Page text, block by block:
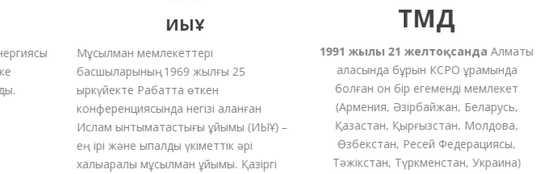
ИЫҰ
Мұсылман мемлекеттері
басшыларының 1969 жылғы 25
қыркүйекте Рабатта өткен
конференциясында негізі қаланған
Ислам ынтымақтастығы ұйымы (ИЫҰ) –
ең ірі және ықпалды үкіметтік әрі
халықаралық мұсылман ұйымы.Қазіргі
ТМД
1991жылғы21желтоқсандаАлматы
қаласында бұрын КСРО құрамында
болғанонбір егеменді мемлекет
Армения, Әзірбайжан, Беларусь,
Қазақстан, Қырғызстан, Молдова,
Өзбекстан, Ресей Федерациясы,
Тәжікстан, Түркменстан,Украина)